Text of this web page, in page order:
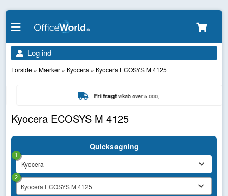
Log ind
Forside» Mærker» Kyocera » Kyocera ECOSYS M 4125
Fri fragt v/køb over 5.000,-
Kyocera ECOSYS M 4125
Quicksøgning
1
Kyocera ECOSYS M 4125
2